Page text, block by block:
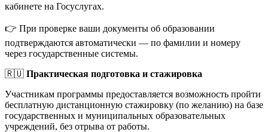
кабинете на Госуслугах.
👉 При проверке ваши документы об образовании
подтверждаются автоматически — по фамилии и номеру
через государственные системы.
🇷🇺 Практическая подготовка и стажировка
Участникам программы предоставляется возможность пройти
бесплатную дистанционную стажировку (по желанию) на базе
государственных и муниципальных образовательных
учреждений, без отрыва от работы.